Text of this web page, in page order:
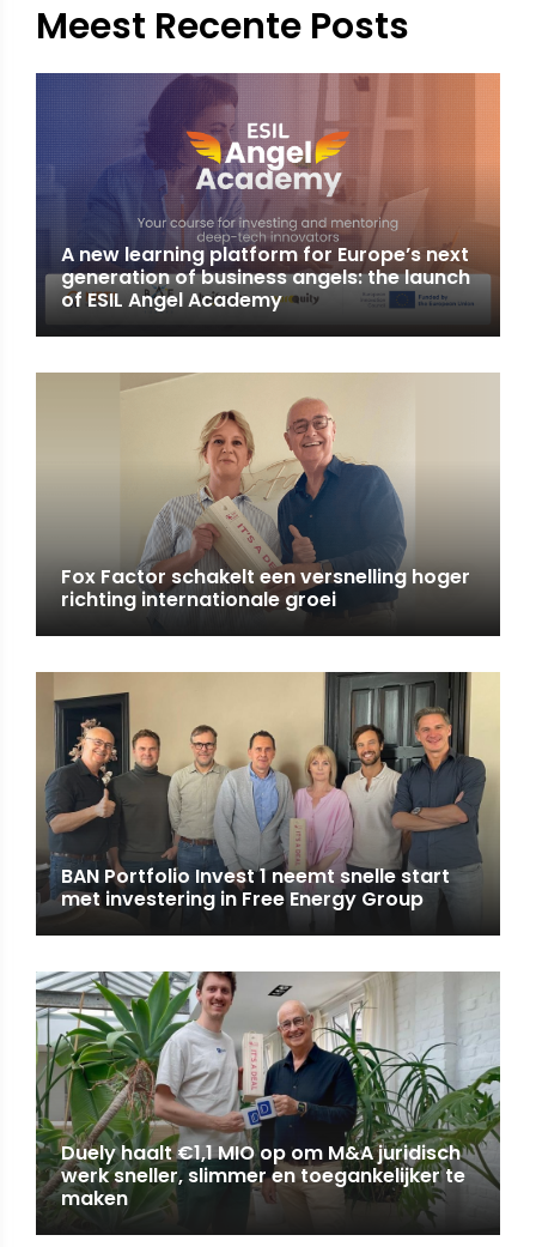
Meest Recente Posts
A new learning platform for Europe’s next
generation of business angels: the launch
of ESIL Angel Academy
Fox Factor schakelt een versnelling hoger
richting internationale groei
BAN Portfolio Invest 1 neemt snelle start
met investering in Free Energy Group
Duely haalt €1,1 MIO op om M&A juridisch
werk sneller, slimmer en toegankelijker te
maken